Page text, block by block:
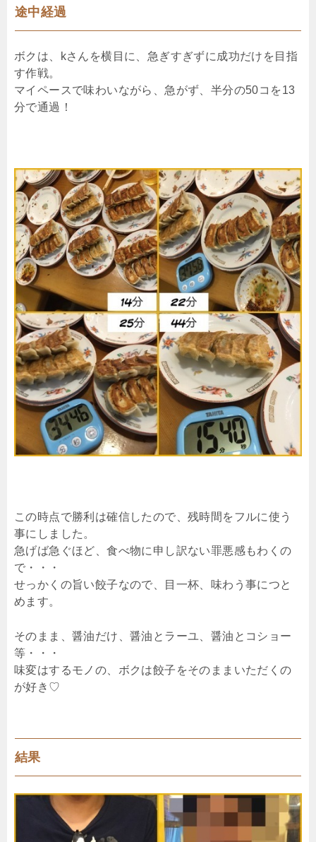
途中経過
ボクは、kさんを横目に、急ぎすぎずに成功だけを目指
す作戦。
マイペースで味わいながら、急がず、半分の50コを13
分で通過！
この時点で勝利は確信したので、残時間をフルに使う
事にしました。
急げば急ぐほど、食べ物に申し訳ない罪悪感もわくの
で・・・
せっかくの旨い餃子なので、目一杯、味わう事につと
めます。
そのまま、醤油だけ、醤油とラーユ、醤油とコショー
等・・・
味変はするモノの、ボクは餃子をそのままいただくの
が好き♡
結果